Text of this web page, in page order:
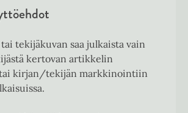
tekijäkuvan saa julkaista vain
kertovan artikkelin
tai kirjan/tekijän markkinointiin